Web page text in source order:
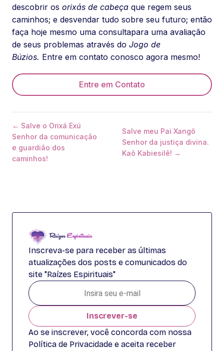
descobrir os orixás de cabeça que regem seus
caminhos; e desvendar tudo sobre seu futuro; então
faça hoje mesmo uma consultapara uma avaliação
de seus problemas através do Jogo de
Búzios. Entre em contato conosco agora mesmo!
Entre em Contato
← Salve o Orixá Exú
Senhor da comunicação
e guardião dos
caminhos!
Salve meu Pai Xangô
Senhor da justiça divina.
Kaô Kabiesilê! →
Inscreva-se para receber as últimas
atualizações dos posts e comunicados do
site "Raízes Espirituais"
Inscrever-se
Ao se inscrever, você concorda com nossa
Política de Privacidade e aceita receber